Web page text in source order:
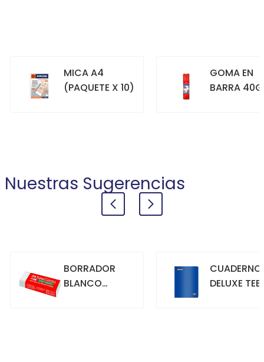
MICA A4
(PAQUETE X 10)
GOMA EN
BARRA
Nuestras Sugerencias
BORRADOR
BLANCO
DELUXE